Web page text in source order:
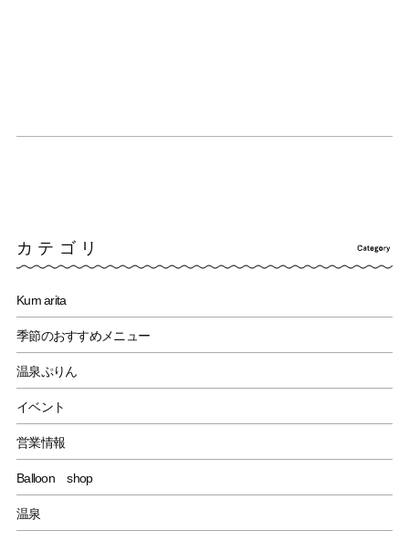
カテゴリ
Kum arita
季節のおすすめメニュー
温泉ぷりん
イベント
営業情報
Balloon shop
温泉